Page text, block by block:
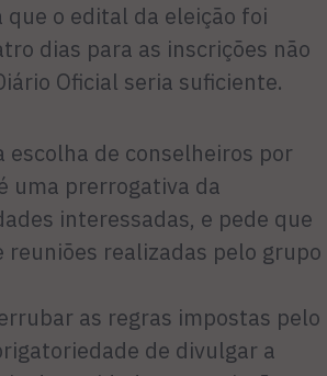
o edital da eleição foi
dias para as inscrições não
Oficial seria suficiente.
de conselheiros por
uma prerrogativa da
interessadas, e pede que
reuniões realizadas pelo grupo
as regras impostas pelo
de divulgar a